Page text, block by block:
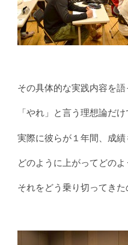
その具体的な実践内容を語
「やれ」と言う理想論だけ
実際に彼らが１年間、成
どのように上がってどのよ
それをどう乗り切ってきた